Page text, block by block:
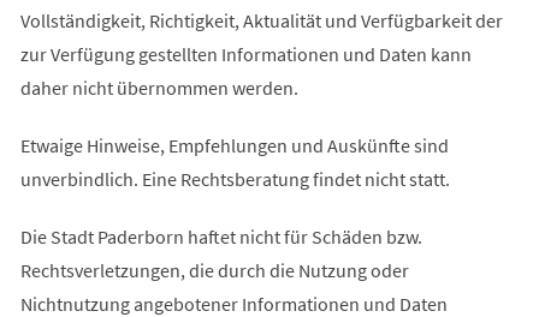
Vollständigkeit, Richtigkeit, Aktualität und Verfügbarkeit der
zur Verfügung gestellten Informationen und Daten kann
daher nicht übernommen werden.
Etwaige Hinweise, Empfehlungen und Auskünfte sind
unverbindlich. Eine Rechtsberatung findet nicht statt.
Die Stadt Paderborn haftet nicht für Schäden bzw.
Rechtsverletzungen, die durch die Nutzung oder
Nichtnutzung angebotener Informationen und Daten